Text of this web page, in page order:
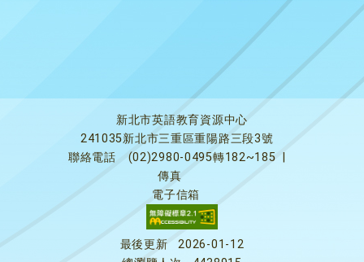
新北市英語教育資源中心
241035新北市三重區重陽路三段3號
聯絡電話
(02)2980-0495轉182~185
傳真
電子信箱
最後更新
2026-01-12